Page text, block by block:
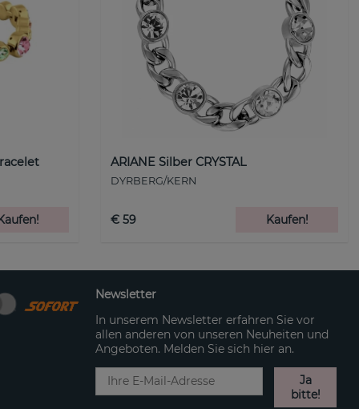
ARIANE Silber CRYSTAL
DYRBERG/KERN
€ 59 Kaufen!
Newsletter
In unserem Newsletter erfahren Sie vor
allen anderen von unseren Neuheiten und
Angeboten. Melden Sie sich hier an.
Ja
bitte!